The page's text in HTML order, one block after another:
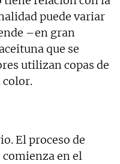
puede variar
–en gran
que se
utilizan copas de
color.
El proceso de
en el